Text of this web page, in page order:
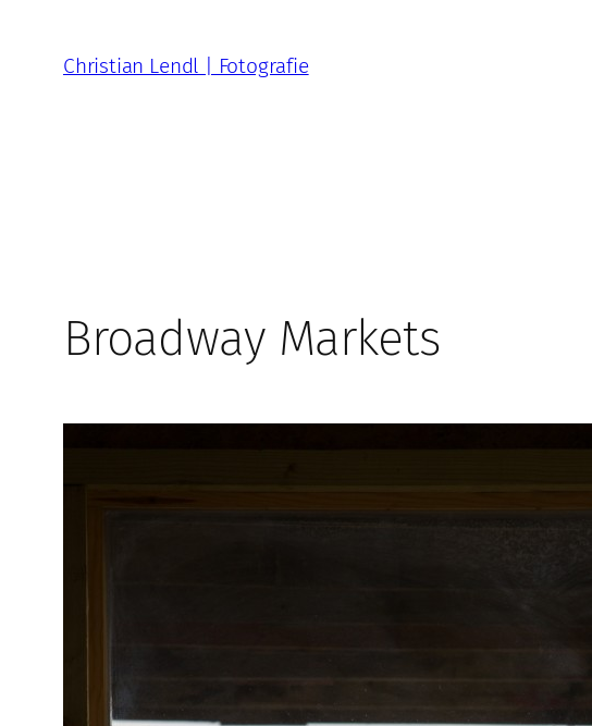
springen
Christian Lendl | Fotografie
Broadway Markets